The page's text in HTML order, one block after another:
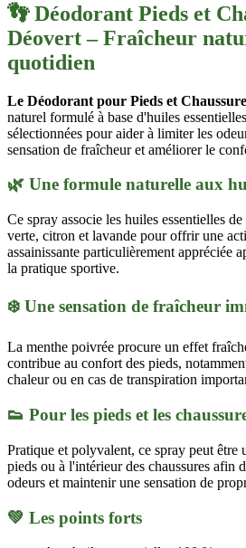
👣 Déodorant Pieds et
Déovert – Fraîcheur
quotidien
Le Déodorant pour Pieds et
naturel formulé à base d'huiles
sélectionnées pour aider à limiter les
sensation de fraîcheur et améliorer le
🌿 Une formule naturelle aux
Ce spray associe les huiles essentielles
verte, citron et lavande pour offrir une
assainissante particulièrement appréciée
la pratique sportive.
❄️ Une sensation de fraîcheur
La menthe poivrée procure un effet
contribue au confort des pieds,
chaleur ou en cas de transpiration
👟 Pour les pieds et les
Pratique et polyvalent, ce spray peut être
pieds ou à l'intérieur des chaussures afin
odeurs et maintenir une sensation de
💚 Les points forts